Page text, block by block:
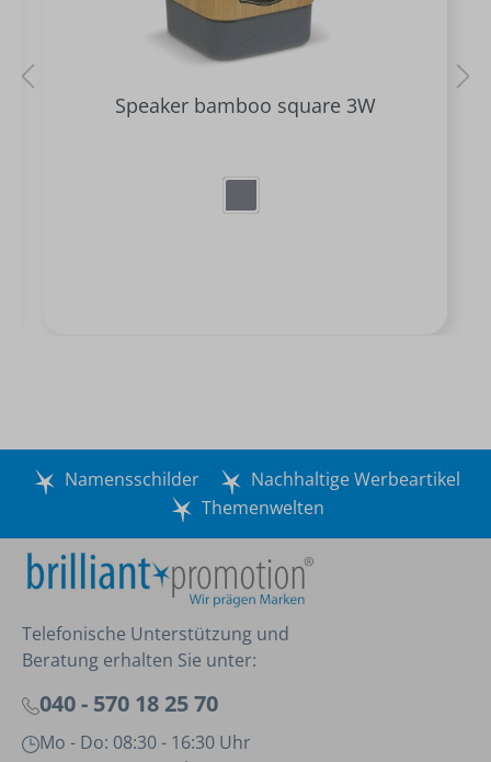
Speaker bamboo square 3W
Namensschilder
Nachhaltige Werbeartikel
Themenwelten
Telefonische Unterstützung und
Beratung erhalten Sie unter:
040 - 570 18 25 70
Mo - Do: 08:30 - 16:30 Uhr